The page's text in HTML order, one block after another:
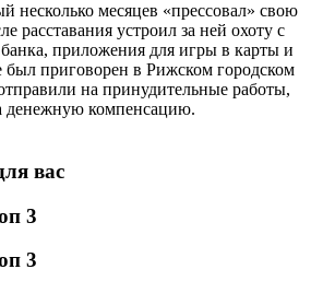
несколько месяцев «прессовал» свою
расставания устроил за ней охоту с
приложения для игры в карты и
был приговорен в Рижском городском
на принудительные работы,
денежную компенсацию.
вас
3
3